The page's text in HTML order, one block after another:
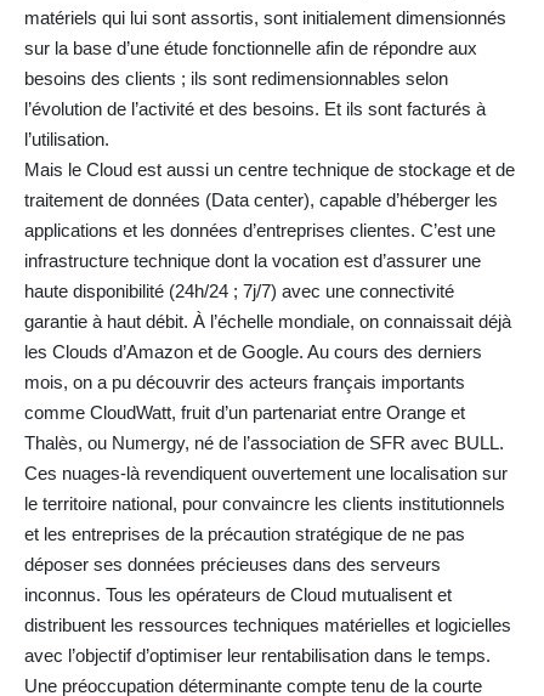
matériels qui lui sont assortis, sont initialement dimensionnés
sur la base d’une étude fonctionnelle afin de répondre aux
besoins des clients ; ils sont redimensionnables selon
l’évolution de l’activité et des besoins. Et ils sont facturés à
l’utilisation.
Mais le Cloud est aussi un centre technique de stockage et de
traitement de données (Data center), capable d’héberger les
applications et les données d’entreprises clientes. C’est une
infrastructure technique dont la vocation est d’assurer une
haute disponibilité (24h/24 ; 7j/7) avec une connectivité
garantie à haut débit. À l’échelle mondiale, on connaissait déjà
les Clouds d’Amazon et de Google. Au cours des derniers
mois, on a pu découvrir des acteurs français importants
comme CloudWatt, fruit d’un partenariat entre Orange et
Thalès, ou Numergy, né de l’association de SFR avec BULL.
Ces nuages-là revendiquent ouvertement une localisation sur
le territoire national, pour convaincre les clients institutionnels
et les entreprises de la précaution stratégique de ne pas
déposer ses données précieuses dans des serveurs
inconnus. Tous les opérateurs de Cloud mutualisent et
distribuent les ressources techniques matérielles et logicielles
avec l’objectif d’optimiser leur rentabilisation dans le temps.
Une préoccupation déterminante compte tenu de la courte